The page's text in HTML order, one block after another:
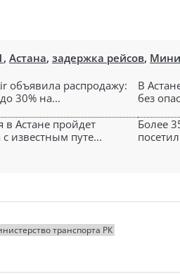
, Астана, задержка рейсов,
объявила распродажу:
30% на...
В
без
в Астане пройдет
с известным путе...
Более
транспорта РК